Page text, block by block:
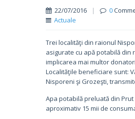
22/07/2016 | 0
Actuale
Trei localităţi din raionul
asigurate cu apă potabilă din
implicarea mai multor
Localităţile beneficiare sunt:
Nisporeni şi Grozeşti,
Apa potabilă preluată din
aproximativ 15 mii de